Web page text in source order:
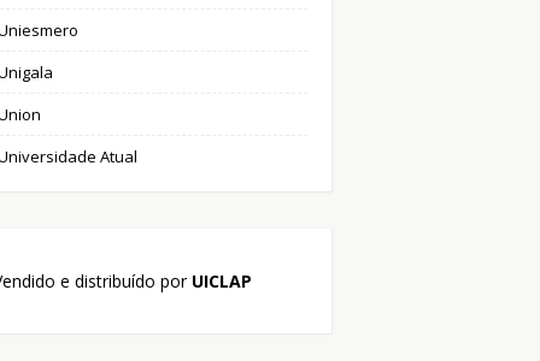
Atual
e distribuído por UICLAP